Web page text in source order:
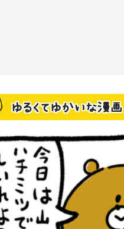
ゆるくてゆかいな漫画